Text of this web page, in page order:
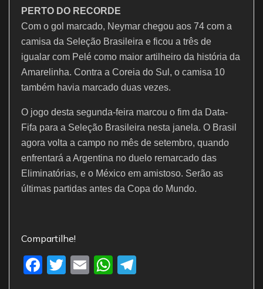
PERTO DO RECORDE
Com o gol marcado, Neymar chegou aos 74 com a
camisa da Seleção Brasileira e ficou a três de
igualar com Pelé como maior artilheiro da história da
Amarelinha. Contra a Coreia do Sul, o camisa 10
também havia marcado duas vezes.
O jogo desta segunda-feira marcou o fim da Data-
Fifa para a Seleção Brasileira nesta janela. O Brasil
agora volta a campo no mês de setembro, quando
enfrentará a Argentina no duelo remarcado das
Eliminatórias, e o México em amistoso. Serão as
últimas partidas antes da Copa do Mundo.
Compartilhe!
F
T
E
W